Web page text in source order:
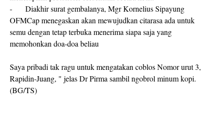
-
Diakhir surat gembalanya, Mgr Kornelius Sipayung
OFMCap menegaskan akan mewujudkan citarasa ada untuk
semu dengan tetap terbuka menerima siapa saja yang
memohonkan doa-doa beliau
Saya pribadi tak ragu untuk mengatakan coblos Nomor urut 3,
Rapidin-Juang, " jelas Dr Pirma sambil ngobrol minum kopi.
(BG/TS)